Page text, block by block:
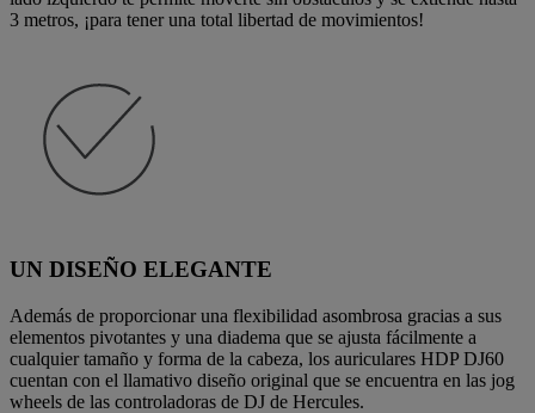
3 metros, ¡para tener una total libertad de movimientos!
UN DISEÑO ELEGANTE
Además de proporcionar una flexibilidad asombrosa gracias a sus
elementos pivotantes y una diadema que se ajusta fácilmente a
cualquier tamaño y forma de la cabeza, los auriculares HDP DJ60
cuentan con el llamativo diseño original que se encuentra en las jog
wheels de las controladoras de DJ de Hercules.